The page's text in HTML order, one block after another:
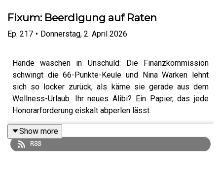
Fixum: Beerdigung auf Raten
Ep. 217 • Donnerstag, 2. April 2026
Hände waschen in Unschuld: Die Finanzkommission
schwingt die 66-Punkte-Keule und Nina Warken lehnt
sich so locker zurück, als käme sie gerade aus dem
Wellness-Urlaub. Ihr neues Alibi? Ein Papier, das jede
Honorarforderung eiskalt abperlen lässt.
Das versprochene Fixum von 9,50 Euro kommt zwar, wird
Show more
RSS